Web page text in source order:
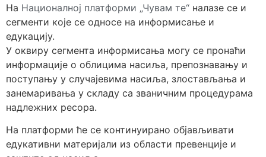
На Националној платформи „Чувам те“ налазе се и
сегменти које се односе на информисање и
едукацију.
У оквиру сегмента информисања могу се пронаћи
информације о облицима насиља, препознавању и
поступању у случајевима насиља, злостављања и
занемаривања у складу са званичним процедурама
надлежних ресора.
На платформи ће се континуирано објављивати
едукативни материјали из области превенције и